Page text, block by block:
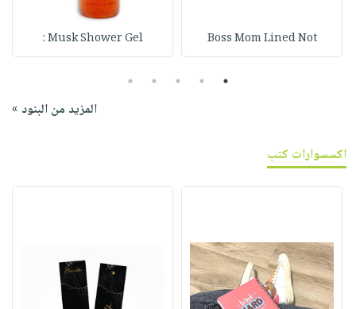
Boss Mom Lined Not
Musk Shower Gel :
1
2
3
4
5
المزيد من البنود »
اكسسوارات كتب